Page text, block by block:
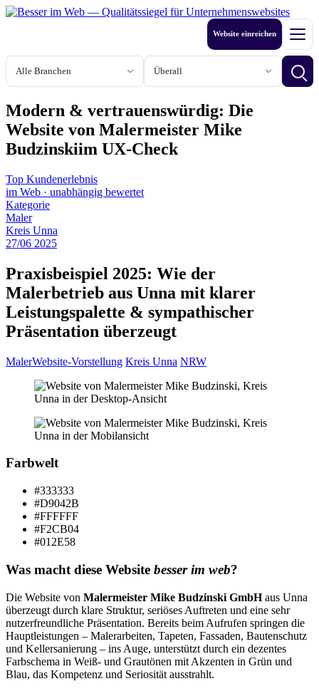
Zum
Branche
Stadt oder Region
Website einreichen Menü
Modern & vertrauenswürdig: Die
Website von Malermeister Mike
Budzinskiim UX‑Check
Top Kundenerlebnis
im Web · unabhängig bewertet
Kategorie
Maler
Kreis Unna
27/06 2025
Praxisbeispiel 2025: Wie der
Malerbetrieb aus Unna mit klarer
Leistungspalette & sympathischer
Präsentation überzeugt
MalerWebsite-Vorstellung Kreis Unna NRW
Farbwelt
#333333
#D9042B
#FFFFFF
#F2CB04
#012E58
Was macht diese Website besser im web?
Die Website von Malermeister Mike Budzinski GmbHaus Unna
überzeugt durch klare Struktur, seriöses Auftreten und eine sehr
nutzerfreundliche Präsentation. Bereits beim Aufrufen springen die
Hauptleistungen – Malerarbeiten, Tapeten, Fassaden, Bautenschutz
und Kellersanierung – ins Auge, unterstützt durch ein dezentes
Farbschema in Weiß- und Grautönen mit Akzenten in Grün und
Blau, das Kompetenz und Seriosität ausstrahlt.